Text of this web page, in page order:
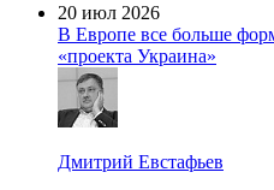
20 июл 2026
В Европе все больше
«проекта Украина»
Дмитрий Евстафьев